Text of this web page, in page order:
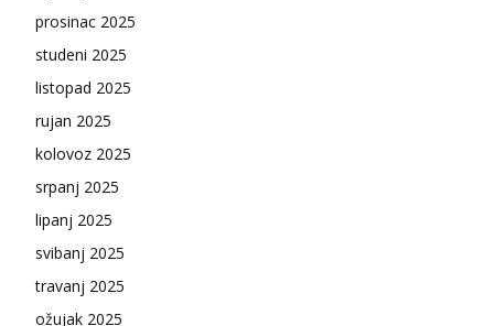
prosinac 2025
studeni 2025
listopad 2025
rujan 2025
kolovoz 2025
srpanj 2025
lipanj 2025
svibanj 2025
travanj 2025
ožujak 2025